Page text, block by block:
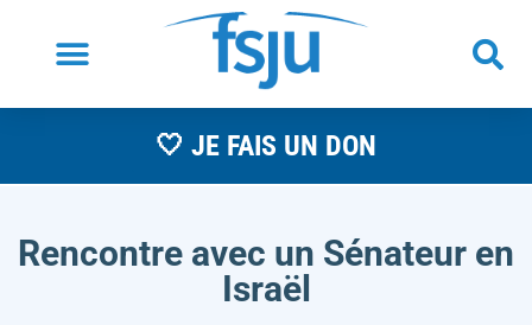
🤍 JE FAIS UN DON
Rencontre avec un Sénateur en
Israël